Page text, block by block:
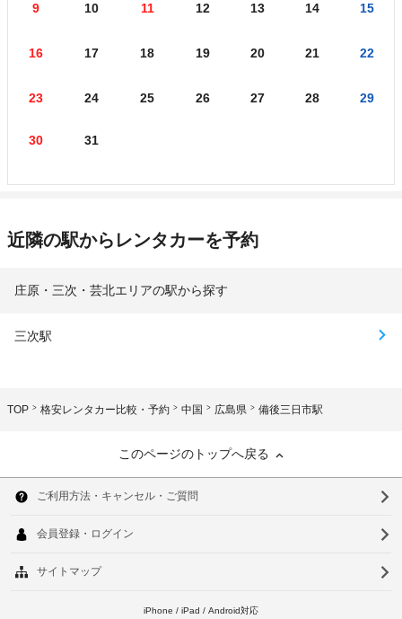
9 10 11 12 13 14 15
16 17 18 19 20 21 22
23 24 25 26 27 28 29
30 31
近隣の駅からレンタカーを予約
庄原・三次・芸北エリアの駅から探す
三次駅
TOP 格安レンタカー比較・予約 中国 広島県 備後三日市駅
このページのトップへ戻る